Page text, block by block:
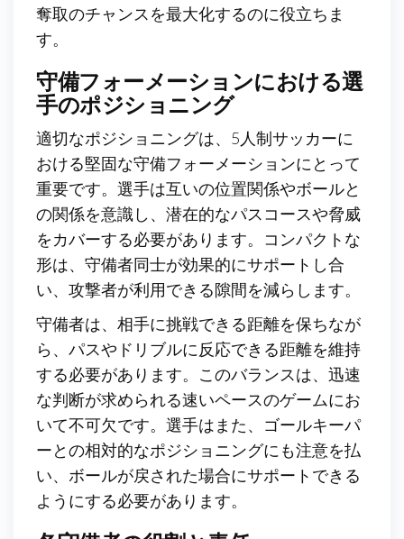
奪取のチャンスを最大化するのに役立ちま
す。
守備フォーメーションにおける選
手のポジショニング
適切なポジショニングは、5人制サッカーに
おける堅固な守備フォーメーションにとって
重要です。選手は互いの位置関係やボールと
の関係を意識し、潜在的なパスコースや脅威
をカバーする必要があります。コンパクトな
形は、守備者同士が効果的にサポートし合
い、攻撃者が利用できる隙間を減らします。
守備者は、相手に挑戦できる距離を保ちなが
ら、パスやドリブルに反応できる距離を維持
する必要があります。このバランスは、迅速
な判断が求められる速いペースのゲームにお
いて不可欠です。選手はまた、ゴールキーパ
ーとの相対的なポジショニングにも注意を払
い、ボールが戻された場合にサポートできる
ようにする必要があります。